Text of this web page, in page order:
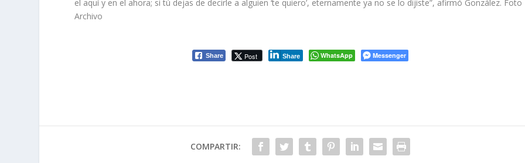
el aquí y en el ahora; si tú dejas de decirle a alguien ‘te quiero’, eternamente ya no se lo dijiste”, afirmó González. Foto
Archivo
Share Post Share WhatsApp Messenger
COMPARTIR: